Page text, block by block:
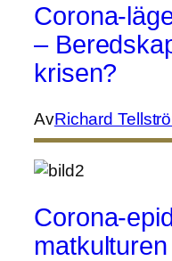
Corona-
–
krisen?
AvRichard
Corona-
matkulturen